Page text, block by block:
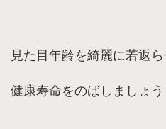
見た目年齢を綺麗に若
健康寿命をのばしましょう